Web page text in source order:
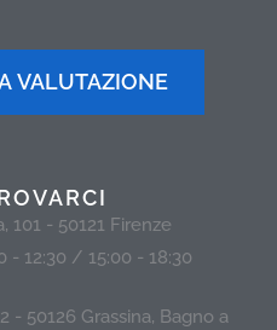
VALUTAZIONE
101 - 50121 Firenze
- 12:30 / 15:00 - 18:30
- 50126 Grassina, Bagno a